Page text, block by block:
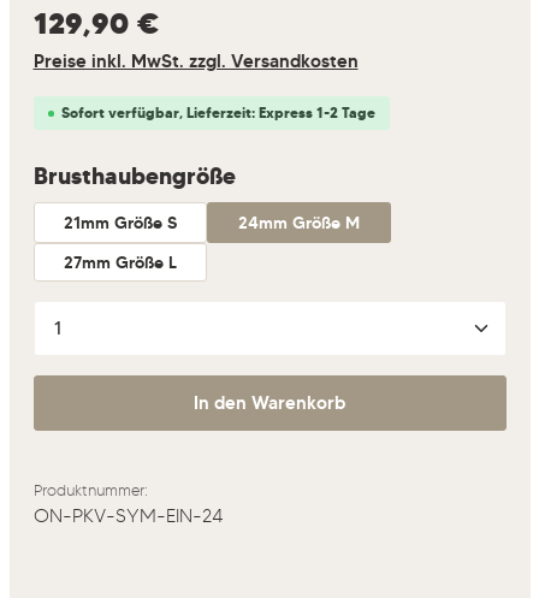
Regulärer Preis:
129,90 €
Preise inkl. MwSt. zzgl. Versandkosten
Sofort verfügbar, Lieferzeit: Express 1-2 Tage
Brusthaubengrößeauswählen
21mm Größe S
24mm Größe M
27mm Größe L
Produkt Anzahl: Gib den gewünschten Wert ein
In den Warenkorb
Produktnummer:
ON-PKV-SYM-EIN-24